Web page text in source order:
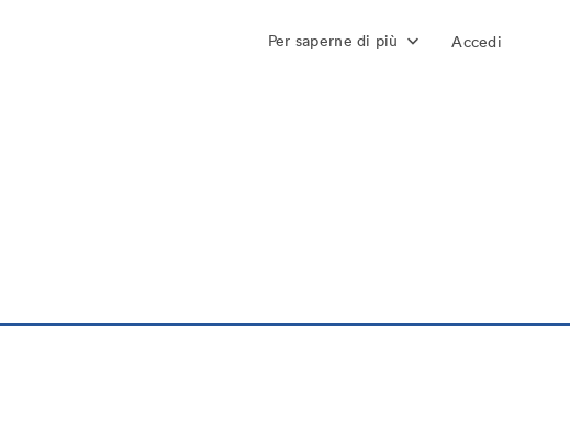
Per saperne di più Accedi